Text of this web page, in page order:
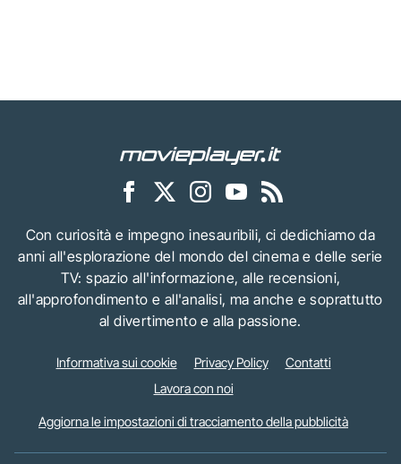
Con curiosità e impegno inesauribili, ci dedichiamo da
anni all'esplorazione del mondo del cinema e delle serie
TV: spazio all'informazione, alle recensioni,
all'approfondimento e all'analisi, ma anche e soprattutto
al divertimento e alla passione.
Informativa sui cookie Privacy Policy
Contatti
Lavora con noi
Aggiorna le impostazioni di tracciamento della pubblicità